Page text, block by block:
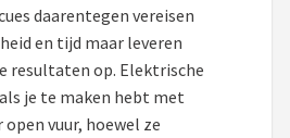
daarentegen vereisen
en tijd maar leveren
resultaten op. Elektrische
je te maken hebt met
vuur, hoewel ze